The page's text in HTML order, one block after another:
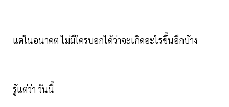
แต่ในอนาคต ไม่มีใครบอกได้ว่าจะเกิดอะไรขึ้นอีกบ้าง
รู้แต่ว่า วันนี้